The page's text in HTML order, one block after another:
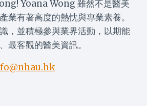
Yoana Wong 雖然不是醫美
業有著高度的熱忱與專業素養。
，並積極參與業界活動，以期能
最客觀的醫美資訊。